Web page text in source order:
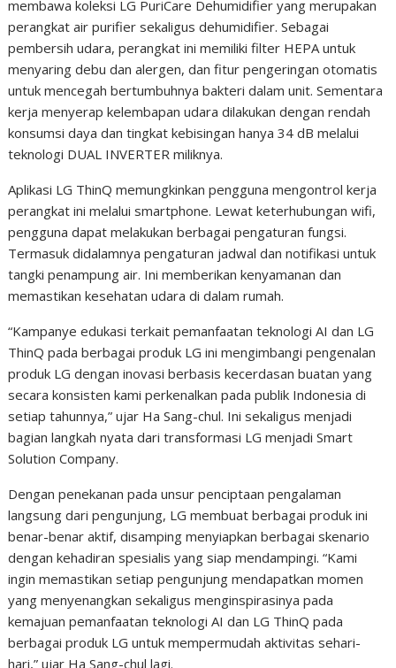
membawa koleksi LG PuriCare Dehumidifier yang merupakan
perangkat air purifier sekaligus dehumidifier. Sebagai
pembersih udara, perangkat ini memiliki filter HEPA untuk
menyaring debu dan alergen, dan fitur pengeringan otomatis
untuk mencegah bertumbuhnya bakteri dalam unit. Sementara
kerja menyerap kelembapan udara dilakukan dengan rendah
konsumsi daya dan tingkat kebisingan hanya 34 dB melalui
teknologi DUAL INVERTER miliknya.
Aplikasi LG ThinQ memungkinkan pengguna mengontrol kerja
perangkat ini melalui smartphone. Lewat keterhubungan wifi,
pengguna dapat melakukan berbagai pengaturan fungsi.
Termasuk didalamnya pengaturan jadwal dan notifikasi untuk
tangki penampung air. Ini memberikan kenyamanan dan
memastikan kesehatan udara di dalam rumah.
“Kampanye edukasi terkait pemanfaatan teknologi AI dan LG
ThinQ pada berbagai produk LG ini mengimbangi pengenalan
produk LG dengan inovasi berbasis kecerdasan buatan yang
secara konsisten kami perkenalkan pada publik Indonesia di
setiap tahunnya,” ujar Ha Sang-chul. Ini sekaligus menjadi
bagian langkah nyata dari transformasi LG menjadi Smart
Solution Company.
Dengan penekanan pada unsur penciptaan pengalaman
langsung dari pengunjung, LG membuat berbagai produk ini
benar-benar aktif, disamping menyiapkan berbagai skenario
dengan kehadiran spesialis yang siap mendampingi. “Kami
ingin memastikan setiap pengunjung mendapatkan momen
yang menyenangkan sekaligus menginspirasinya pada
kemajuan pemanfaatan teknologi AI dan LG ThinQ pada
berbagai produk LG untuk mempermudah aktivitas sehari-
hari,” ujar Ha Sang-chul lagi.